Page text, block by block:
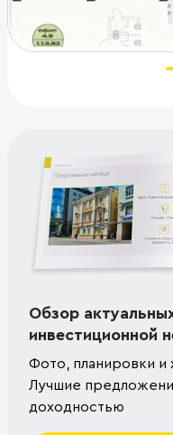
Обзор
инвестиционной
Фото, планировки и
Лучшие
доходностью